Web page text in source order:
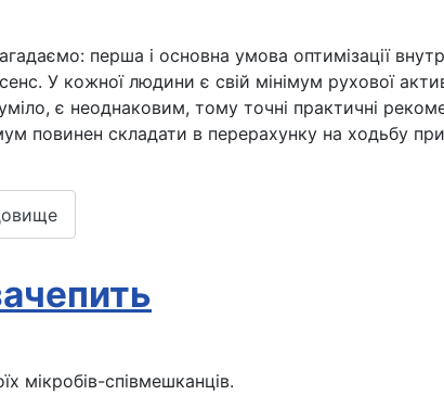
перша і основна умова оптимізації
У кожної людини є свій мінімум рухової
є неоднаковим, тому точні практичні
повинен складати в перерахунку на ходьбу
мікробів-співмешканців.